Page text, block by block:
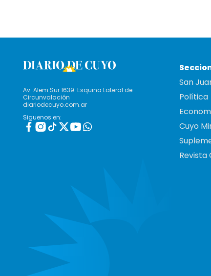
Av. Alem Sur 1639. Esquina Lateral de
Circunvalación
diariodecuyo.com.ar
Siguenos en:
San
Política
Cuyo
Revista